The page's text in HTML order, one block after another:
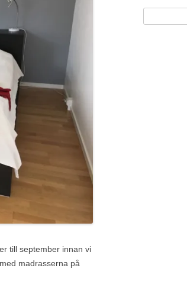
till september innan vi
madrasserna på